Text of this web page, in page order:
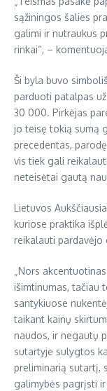
sąžiningos šalies
galimi ir nutraukus
rinkai“, –
Ši byla buvo
parduoti patalpas
30 000. Pirkėjas
jo teisę tokią sumą
precedentas,
vis tiek gali
neteisėtai gautą
Lietuvos
kuriose praktika
reikalauti pardavėjo
„Nors
išimtinumas, tačiau
santykiuose
taikant kainų
naudos, ir negautų
sutartyje sulygtos
preliminarią sutartį,
galimybės pagrįsti